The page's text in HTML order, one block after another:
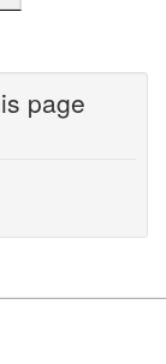
page